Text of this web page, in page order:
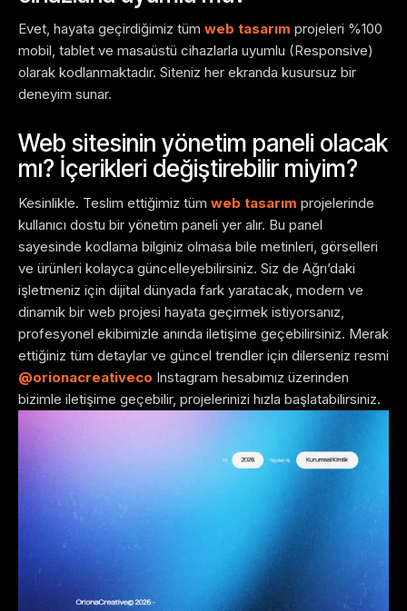
Evet, hayata geçirdiğimiz tüm web tasarım projeleri %100
mobil, tablet ve masaüstü cihazlarla uyumlu (Responsive)
olarak kodlanmaktadır. Siteniz her ekranda kusursuz bir
deneyim sunar.
Web sitesinin yönetim paneli olacak
mı? İçerikleri değiştirebilir miyim?
Kesinlikle. Teslim ettiğimiz tüm web tasarım projelerinde
kullanıcı dostu bir yönetim paneli yer alır. Bu panel
sayesinde kodlama bilginiz olmasa bile metinleri, görselleri
ve ürünleri kolayca güncelleyebilirsiniz. Siz de Ağrı’daki
işletmeniz için dijital dünyada fark yaratacak, modern ve
dinamik bir web projesi hayata geçirmek istiyorsanız,
profesyonel ekibimizle anında iletişime geçebilirsiniz. Merak
ettiğiniz tüm detaylar ve güncel trendler için dilerseniz resmi
@orionacreativeco Instagram hesabımız üzerinden
bizimle iletişime geçebilir, projelerinizi hızla başlatabilirsiniz.